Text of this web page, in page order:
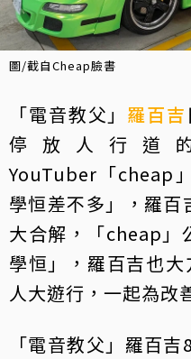
圖/截自Cheap臉書
「電音教父」 羅百吉
停放人行道
YouTuber「cheap
學恒差不多」，羅百
大合解，「cheap」
學恒」，羅百吉也
人大遊行，一起為改
「電音教父」羅百